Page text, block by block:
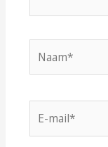
mail*